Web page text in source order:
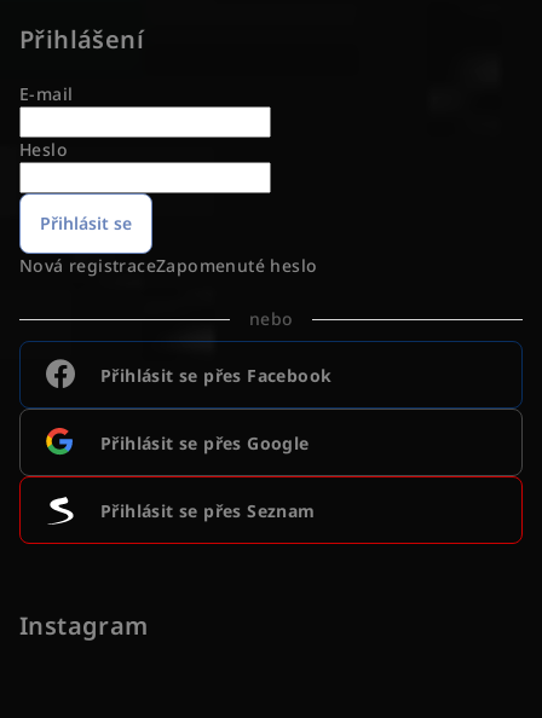
Přihlášení
E-mail
Heslo
Přihlásit se
Nová registraceZapomenuté heslo
nebo
Přihlásit se přes Facebook
Přihlásit se přes Google
Přihlásit se přes Seznam
Instagram